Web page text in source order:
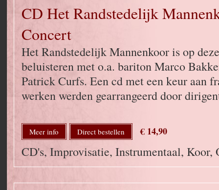
CD Het Randstedelijk
Concert
Het Randstedelijk Mannenkoor is op
beluisteren met o.a. bariton Marco
Patrick Curfs. Een cd met een keur aan
werken werden gearrangeerd door
Meer info Direct bestellen € 14,90
CD's, Improvisatie, Instrumentaal, Koor,